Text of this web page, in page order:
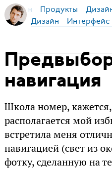
Бирман Продукты
Дизайн Интерфейс
навигация
Школа номер, кажется,
располагается мой
встретила меня
навигацией (свет из
фотку, сделанную на